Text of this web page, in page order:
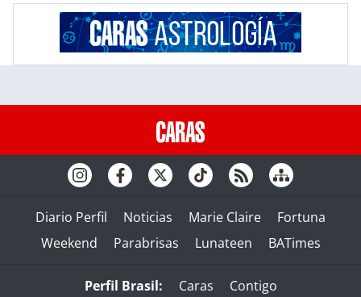
Diario Perfil Noticias Marie Claire
Fortuna
Weekend
Parabrisas Lunateen BATimes
Perfil Brasil: Caras
Contigo